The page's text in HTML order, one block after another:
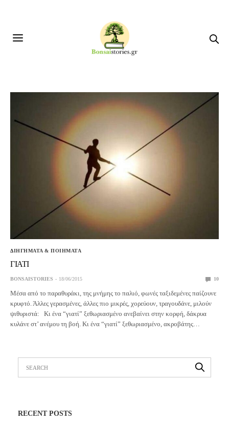
ΔΙΗΓΗΜΑΤΑ & ΠΟΙΗΜΑΤΑ
ΓΙΑΤΙ
BONSAISTORIES 18/06/2015 10
Μέσα από το παραθυράκι, της μνήμης το παλιό, φωνές ταξιδεμένες παίζουνε
κρυφτό. Άλλες γερασμένες, άλλες πιο μικρές, χορεύουν, τραγουδάνε, μιλούν
ψιθυριστά: Κι ένα “γιατί” ξεθωριασμένο ανεβαίνει στην κορφή, δάκρυα
κυλάνε στ’ ανέμου τη βοή. Κι ένα “γιατί” ξεθωριασμένο, ακροβάτης…
RECENT POSTS